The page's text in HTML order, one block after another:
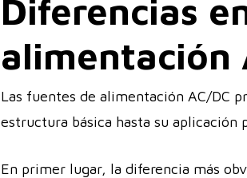
Diferencias
alimentación
Las fuentes de alimentación AC/DC
estructura básica hasta su aplicación
En primer lugar, la diferencia más